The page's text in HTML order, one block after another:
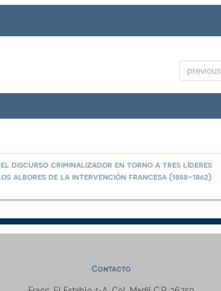
previous
discurso criminalizador en torno a tres líderes
albores de la intervención francesa (1858-1862)
Contacto